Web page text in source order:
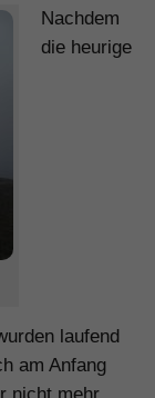
Nachdem
die heurige
laufend
am Anfang